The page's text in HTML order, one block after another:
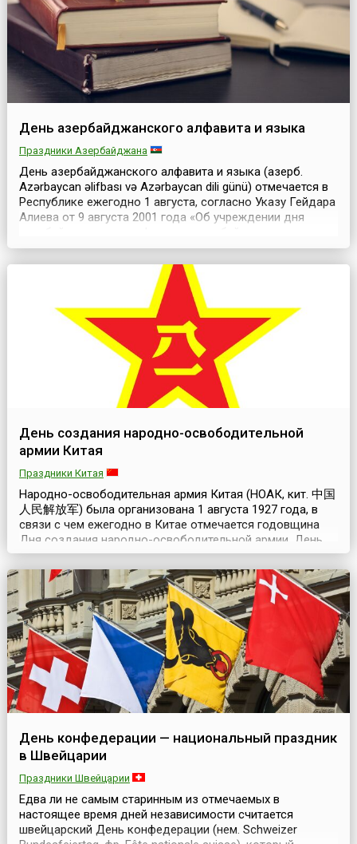
День азербайджанского алфавита и языка
Праздники Азербайджана
День азербайджанского алфавита и языка (азерб.
Azərbaycan əlifbası və Azərbaycan dili günü) отмечается в
Республике ежегодно 1 августа, согласно Указу Гейдара
Алиева от 9 августа 2001 года «Об учреждении дня
языка». Как известно, в годы вхождения Азербайджана
в состав царской России азербайджанцы пользовались
арабским алфавитом. С приходом к власти ...
День создания народно-освободительной
армии Китая
Праздники Китая
Народно-освободительная армия Китая (НОАК, кит. 中国
人民解放军) была организована 1 августа 1927 года, в
связи с чем ежегодно в Китае отмечается годовщина
Дня создания народно-освободительной армии. День
рождения НОАК также называют Днем армии или Днем
вооруженных сил. Сегодняшнее название НОАК
получила в 1946 году, до этого она носила наименование
Рабоче-крестьянской революционной армии, Рабоче-
крес...
День конфедерации — национальный праздник
в Швейцарии
Праздники Швейцарии
Едва ли не самым старинным из отмечаемых в
настоящее время дней независимости считается
швейцарский День конфедерации (нем. Schweizer